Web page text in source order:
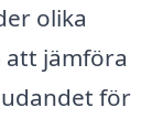
olika
att jämföra
för